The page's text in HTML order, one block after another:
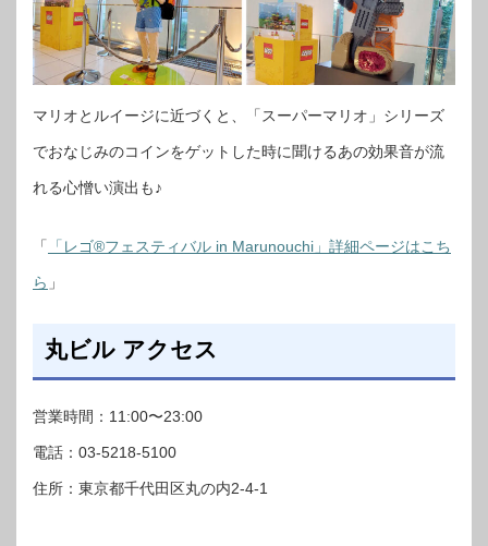
マリオとルイージに近づくと、「スーパーマリオ」シリーズ
でおなじみのコインをゲットした時に聞けるあの効果音が流
れる心憎い演出も♪
「 「レゴ®フェスティバル in Marunouchi」詳細ページはこち
ら 」
丸ビル アクセス
営業時間：11:00〜23:00
電話：03-5218-5100
住所：東京都千代田区丸の内2-4-1